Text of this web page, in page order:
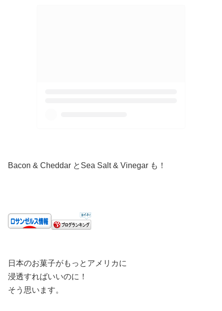
Bacon & Cheddar とSea Salt & Vinegar も！
日本のお菓子がもっとアメリカに
浸透すればいいのに！
そう思います。